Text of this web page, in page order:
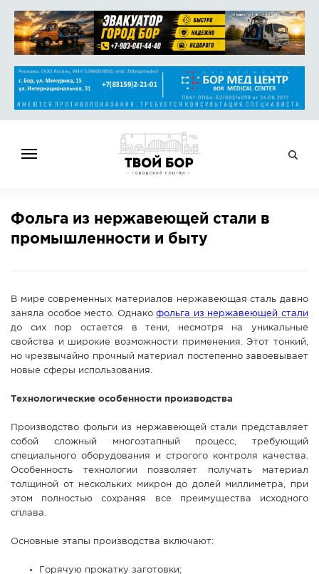
НОВОСТИ
СПРАВОЧНИК
АФИША
КАМЕРЫ
СТАТЬИ
ГОЛОСОВАНИЯ
ПРЕДЛОЖИТЬ НОВОСТЬ
ФОТО
Фольга из нержавеющей стали в
промышленности и быту
В мире современных материалов нержавеющая сталь давно
заняла особое место. Однакофольга из нержавеющей стали
до сих пор остается в тени, несмотря на уникальные
свойства и широкие возможности применения. Этот тонкий,
но чрезвычайно прочный материал постепенно завоевывает
новые сферы использования.
Технологические особенности производства
Производство фольги из нержавеющей стали представляет
собой сложный многоэтапный процесс, требующий
специального оборудования и строгого контроля качества.
Особенность технологии позволяет получать материал
толщиной от нескольких микрон до долей миллиметра, при
этом полностью сохраняя все преимущества исходного
сплава.
Основные этапы производства включают:
Горячую прокатку заготовки;